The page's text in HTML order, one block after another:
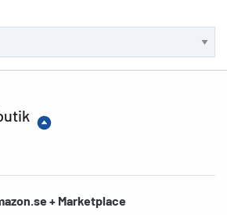
+ Marketplace